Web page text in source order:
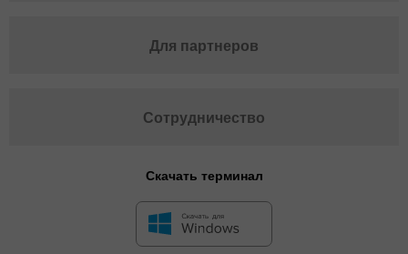
Для партнеров
Сотрудничество
Скачать терминал